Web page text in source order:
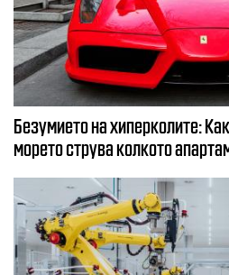
Безумието на хиперколите:
морето струва колкото